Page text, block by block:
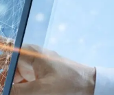
e sugerir
podem
se